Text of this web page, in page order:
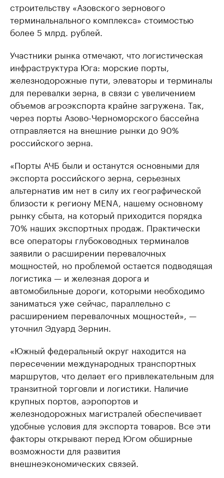
строительству «Азовского зернового
терминальнального комплекса» стоимостью
более 5 млрд. рублей.
Участники рынка отмечают, что логистическая
инфраструктура Юга: морские порты,
железнодорожные пути, элеваторы и терминалы
для перевалки зерна, в связи с увеличением
объемов агроэкспорта крайне загружена. Так,
через порты Азово-Черноморского бассейна
отправляется на внешние рынки до 90%
российского зерна.
«Порты АЧБ были и останутся основными для
экспорта российского зерна, серьезных
альтернатив им нет в силу их географической
близости к региону MENA, нашему основному
рынку сбыта, на который приходится порядка
70% наших экспортных продаж. Практически
все операторы глубоководных терминалов
заявили о расширении перевалочных
мощностей, но проблемой остается подводящая
логистика — и железная дорога и
автомобильные дороги, которыми необходимо
заниматься уже сейчас, параллельно с
расширением перевалочных мощностей», —
уточнил Эдуард Зернин.
«Южный федеральный округ находится на
пересечении международных транспортных
маршрутов, что делает его привлекательным для
транзитной торговли и логистики. Наличие
крупных портов, аэропортов и
железнодорожных магистралей обеспечивает
удобные условия для экспорта товаров. Все эти
факторы открывают перед Югом обширные
возможности для развития
внешнеэкономических связей.